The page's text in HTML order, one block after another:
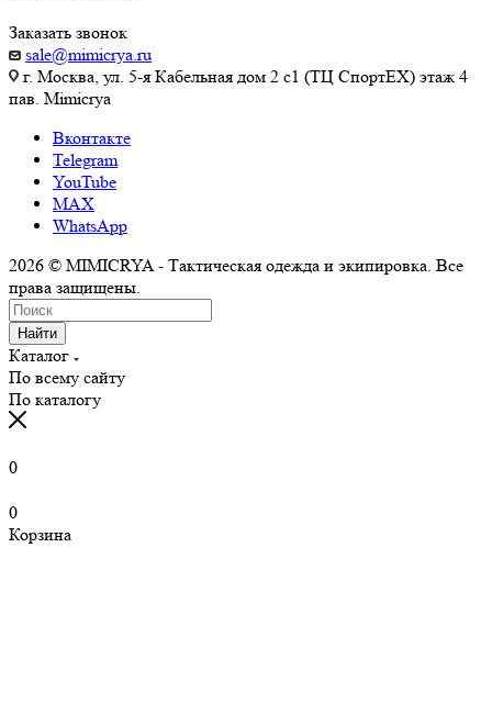
Заказать звонок
sale@mimicrya.ru
г. Москва, ул. 5-я Кабельная дом 2 с1 (ТЦ СпортEX) этаж 4
пав. Mimicrya
Вконтакте
Telegram
YouTube
MAX
WhatsApp
2026 © MIMICRYA - Тактическая одежда и экипировка. Все
права защищены.
Найти
Каталог
По всему сайту
По каталогу
0
0
Корзина